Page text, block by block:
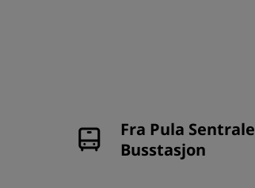
Fra Pula Sentrale
Busstasjon